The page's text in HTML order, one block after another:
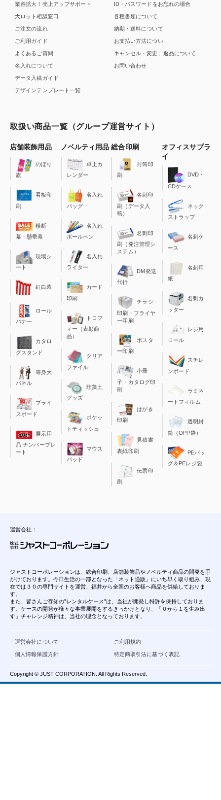
業容拡大！売上アップサポート
大ロット相談窓口
ご注文の流れ
ご利用ガイド
よくあるご質問
名入れについて
データ入稿ガイド
デザインテンプレート一覧
ID・パスワードをお忘れの場合
各種書類について
納期・送料について
お支払い方法につい
キャンセル・変更、返品について
お問い合わせ
取扱い商品一覧（グループ運営サイト）
店舗装飾用品
のぼり
旗
看板印
刷
横断
幕・懸垂幕
現場シ
ート
紅白幕
ロール
バナー
カタロ
グスタンド
等身大
パネル
プライ
スボード
展示用
品 ナンバープレ
ート
ノベルティ用品
卓上カ
レンダー
名入れ
バッグ
名入れ
ボールペン
名入れ
ライター
カード
印刷
トロフ
ィー（表彰商
品）
クリア
ファイル
珪藻土
グッズ
ポケッ
トティッシュ
マウス
パッド
総合印刷
封筒印
刷
名刺印
刷（データ入
稿）
名刺印
刷（発注管理シ
ステム）
DM発送
代行
チラシ
印刷・フライヤ
ー印刷
ポスタ
ー印刷
小冊
子・カタログ印
刷
はがき
印刷
見積書
表紙印刷
伝票印
刷
オフィスサプラ
イ
DVD・
CDケース
ネック
ストラップ
名刺ケ
ース
名刺用
紙
名刺カ
ッター
レジ用
ロール
スチレ
ンボード
ラミネ
ートフィルム
透明封
筒（OPP袋）
PEバッ
グ＆PEレジ袋
運営会社：
ジャストコーポレーションは、総合印刷、店舗装飾品やノベルティ商品の開発を手
がけております。今日生活の一部となった「ネット通販」にいち早く取り組み、現
在では３０の専門サイトを運営、福井から全国のお客様へ商品を供給しておりま
す。
また、皆さんご存知の”レンタルケース”は、当社が開発し特許を保持しておりま
す。ケースの開発が様々な事業展開をするきっかけとなり、「０から１を生み出
す」チャレンジ精神は、当社の理念となっております。
運営会社について
個人情報保護方針
ご利用規約
特定商取引法に基づく表記
Copyright © JUST CORPORATION. All Rights Reserved.